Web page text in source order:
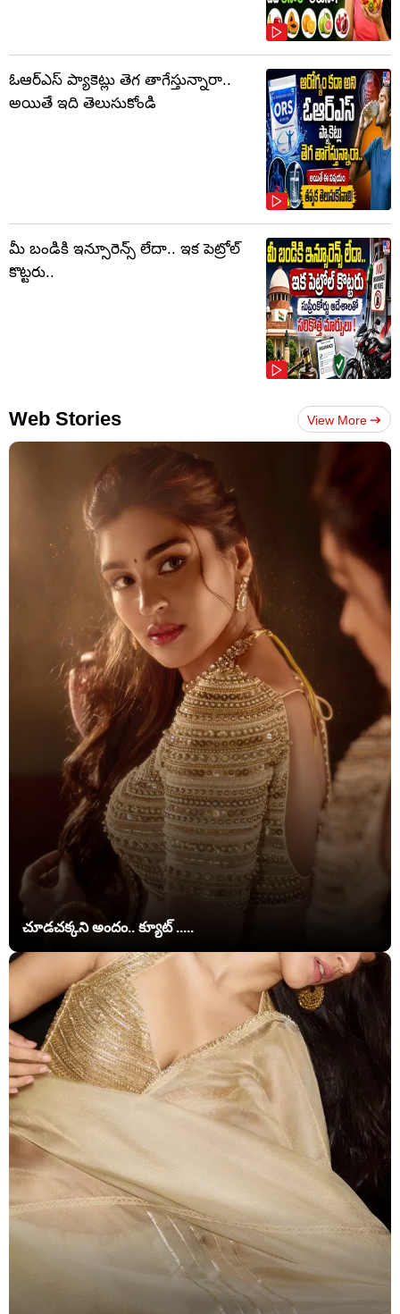
ఓఆర్‌ఎస్‌ ప్యాకెట్లు తెగ తాగేస్తున్నారా..
అయితే ఇది తెలుసుకోండి
మీ బండికి ఇన్సూరెన్స్ లేదా.. ఇక పెట్రోల్
కొట్టరు..
Web Stories View More
చూడచక్కని అందం.. క్యూట్ .....